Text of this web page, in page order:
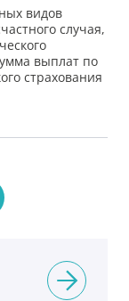
видов
случая,
выплат по
страхования